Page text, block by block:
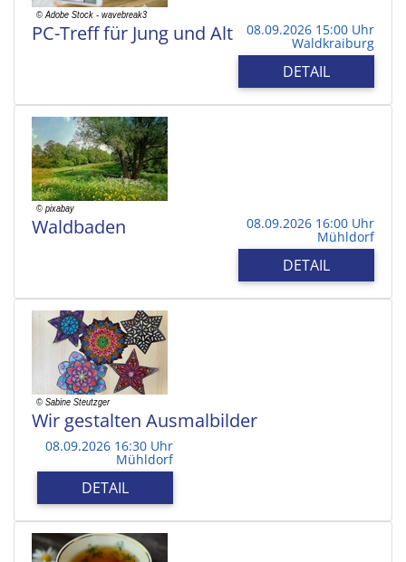
PC-Treff für Jung und Alt 08.09.2026 15:00 Uhr
Waldkraiburg
DETAIL
Waldbaden 08.09.2026 16:00 Uhr
Mühldorf
DETAIL
Wir gestalten Ausmalbilder
08.09.2026 16:30 Uhr
Mühldorf
DETAIL